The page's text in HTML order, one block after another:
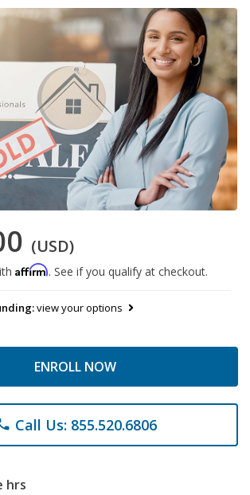
(USD)
Affirm. See if you qualify at checkout.
view your options
ENROLL NOW
Call Us: 855.520.6806
hrs